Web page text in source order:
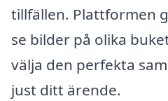
tillfällen. Plattformen
se bilder på olika
välja den perfekta
just ditt ärende.